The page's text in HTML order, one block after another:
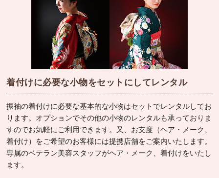
着付けに必要な小物をセットにしてレンタル
振袖の着付けに必要な基本的な小物はセットでレンタルしてお
ります。オプションでその他の小物のレンタルも承っておりま
すのでお気軽にご利用できます。又、お支度（ヘア・メーク、
着付け）をご希望のお客様には提携店舗をご案内いたします。
専属のベテラン美容スタッフがヘア・メーク、着付けをいたし
ます。